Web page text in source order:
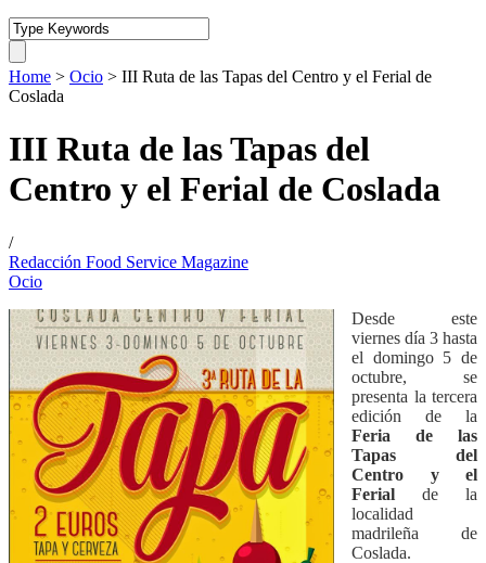
Home > Ocio > III Ruta de las Tapas del Centro y el Ferial de
Coslada
III Ruta de las Tapas del
Centro y el Ferial de Coslada
/
Redacción Food Service Magazine
Ocio
Desde este
viernes día 3 hasta
el domingo 5 de
octubre, se
presenta la tercera
edición de la
Feria de las
Tapas del
Centro y el
Ferial de la
localidad
madrileña de
Coslada.